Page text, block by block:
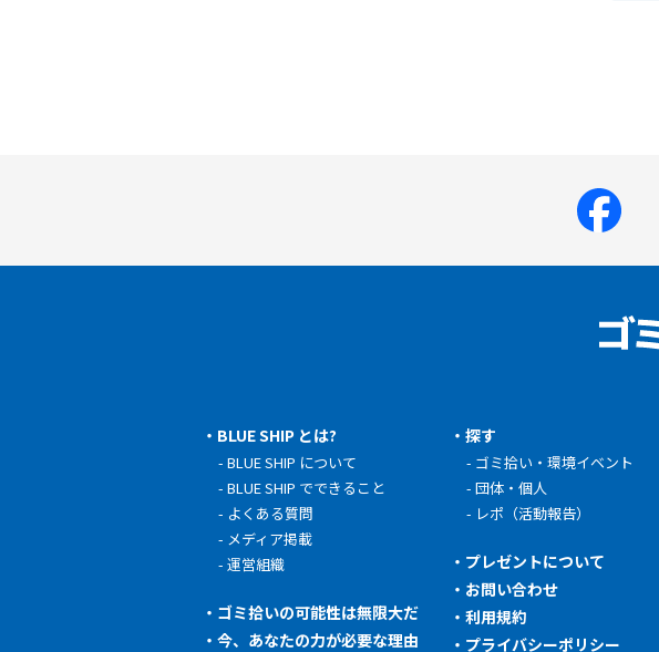
BLUE SHIP とは?
BLUE SHIP について
BLUE SHIP でできること
よくある質問
メディア掲載
運営組織
ゴミ拾いの可能性は無限大だ
今、あなたの力が必要な理由
探す
ゴミ拾い・環境イベント
団体・個人
レポ（活動報告）
プレゼントについて
お問い合わせ
利用規約
プライバシーポリシー